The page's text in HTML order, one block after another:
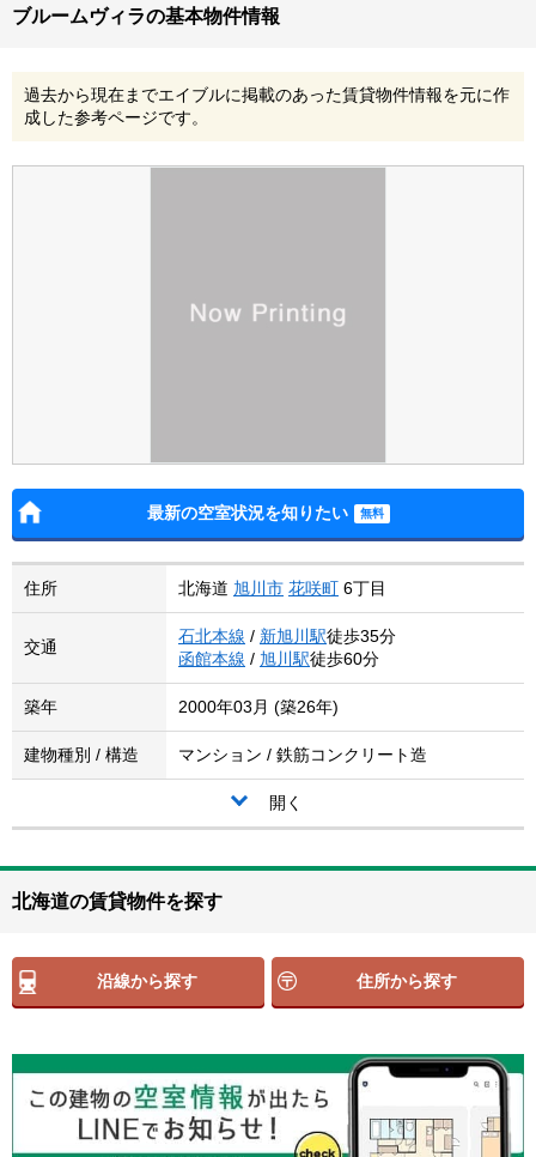
ブルームヴィラの基本物件情報
過去から現在までエイブルに掲載のあった賃貸物件情報を元に作
成した参考ページです。
最新の空室状況を知りたい
住所 北海道 旭川市 花咲町 6丁目
交通
石北本線 / 新旭川駅徒歩35分
函館本線 / 旭川駅徒歩60分
築年 2000年03月 (築26年)
建物種別 / 構造 マンション / 鉄筋コンクリート造
開く
北海道の賃貸物件を探す
沿線から探す 住所から探す